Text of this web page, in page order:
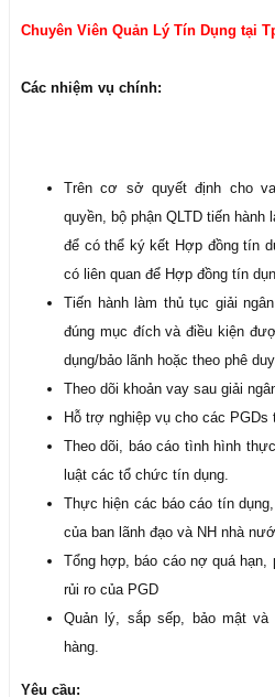
Chuyên Viên Quản Lý Tín Dụng tại
Các nhiệm vụ chính:
Trên cơ sở quyết định cho
quyền, bộ phận QLTD tiến
để có thể ký kết Hợp đồng tín
có liên quan để Hợp đồng tín
Tiến hành làm thủ tục giải
đúng mục đích và điều kiện
dụng/bảo lãnh hoặc theo phê
Theo dõi khoản vay sau giải
Hỗ trợ nghiệp vụ cho các PGDs
Theo dõi, báo cáo tình hình
luật các tổ chức tín dụng.
Thực hiện các báo cáo tín
của ban lãnh đạo và NH nhà
Tổng hợp, báo cáo nợ quá
rủi ro của PGD
Quản lý, sắp sếp, bảo mật
hàng.
Yêu cầu: